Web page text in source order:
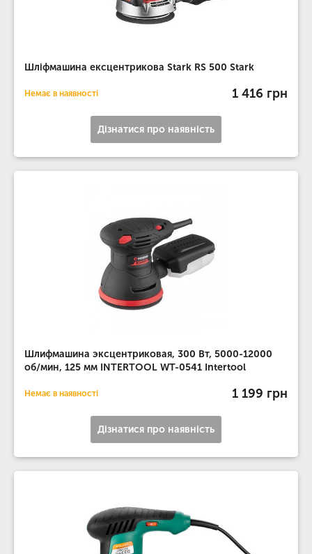
Шліфмашина ексцентрикова Stark RS 500 Stark
Немає в наявності 1 416 грн
Дізнатися про наявність
Шлифмашина эксцентриковая, 300 Вт, 5000-12000
об/мин, 125 мм INTERTOOL WT-0541 Intertool
Немає в наявності 1 199 грн
Дізнатися про наявність